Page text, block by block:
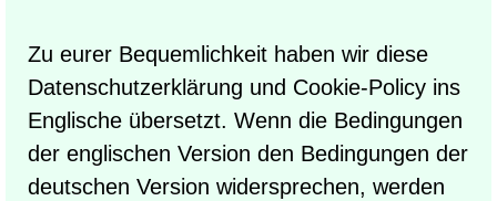
Zu eurer Bequemlichkeit haben wir diese
Datenschutzerklärung und Cookie-Policy ins
Englische übersetzt. Wenn die Bedingungen
der englischen Version den Bedingungen der
deutschen Version widersprechen, werden